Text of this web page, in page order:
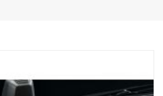
de los camiones con sistema eléctrico
normas locales de homologación para